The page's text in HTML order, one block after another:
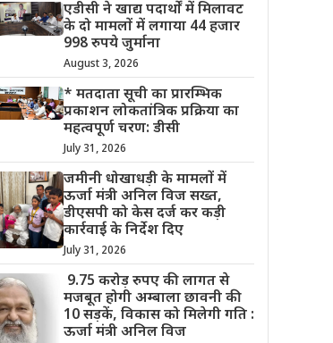
एडीसी ने खाद्य पदार्थों में मिलावट
के दो मामलों में लगाया 44 हजार
998 रुपये जुर्माना
August 3, 2026
* मतदाता सूची का प्रारम्भिक
प्रकाशन लोकतांत्रिक प्रक्रिया का
महत्वपूर्ण चरण: डीसी
July 31, 2026
जमीनी धोखाधड़ी के मामलों में
ऊर्जा मंत्री अनिल विज सख्त,
डीएसपी को केस दर्ज कर कड़ी
कार्रवाई के निर्देश दिए
July 31, 2026
9.75 करोड़ रुपए की लागत से
मजबूत होगी अम्बाला छावनी की
10 सड़कें, विकास को मिलेगी गति :
ऊर्जा मंत्री अनिल विज